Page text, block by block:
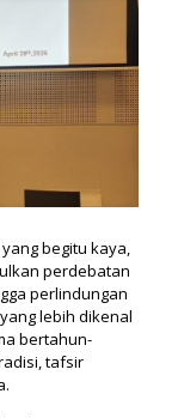
begitu kaya,
perdebatan
perlindungan
lebih dikenal
bertahun-
tafsir